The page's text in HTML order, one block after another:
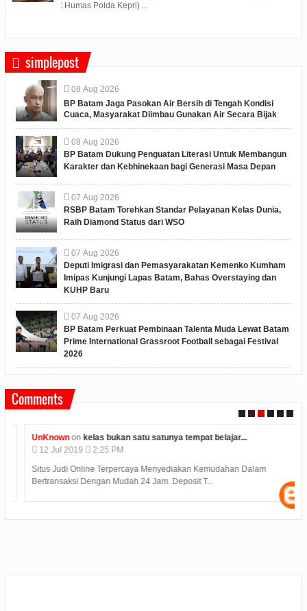
: Humas Polda Kepri) ...
simplepost
08 Aug 2026
BP Batam Jaga Pasokan Air Bersih di Tengah Kondisi
Cuaca, Masyarakat Diimbau Gunakan Air Secara Bijak
08 Aug 2026
BP Batam Dukung Penguatan Literasi Untuk Membangun
Karakter dan Kebhinekaan bagi Generasi Masa Depan
07 Aug 2026
RSBP Batam Torehkan Standar Pelayanan Kelas Dunia,
Raih Diamond Status dari WSO
07 Aug 2026
Deputi Imigrasi dan Pemasyarakatan Kemenko Kumham
Imipas Kunjungi Lapas Batam, Bahas Overstaying dan
KUHP Baru
07 Aug 2026
BP Batam Perkuat Pembinaan Talenta Muda Lewat Batam
Prime International Grassroot Football sebagai Festival
2026
Comments
UnKnownonkelas bukan satu satunya tempat belajar...
12 Jul 2019
2:25 PM
Situs Judi Online Terpercaya Menyediakan Kemudahan Dalam
Bertransaksi Dengan Mudah 24 Jam. Deposit T...